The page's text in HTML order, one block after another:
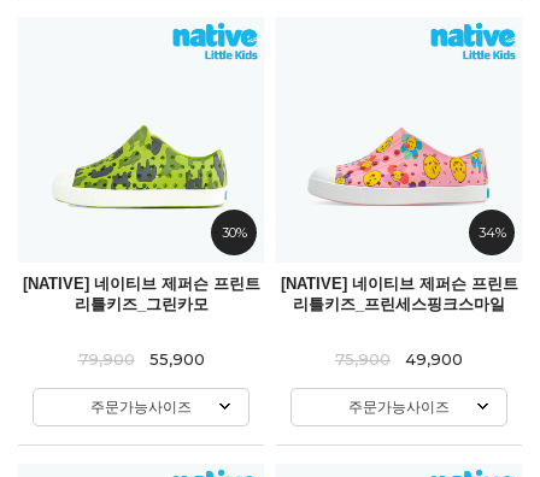
30%
[NATIVE] 네이티브 제퍼슨 프린트
리틀키즈_그린카모
79,900 55,900
주문가능사이즈
34%
[NATIVE] 네이티브 제퍼슨 프린트
리틀키즈_프린세스핑크스마일
75,900 49,900
주문가능사이즈